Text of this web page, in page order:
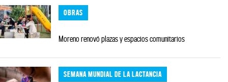
OBRAS
Moreno renovó plazas y espacios comunitarios
SEMANA MUNDIAL DE LA LACTANCIA